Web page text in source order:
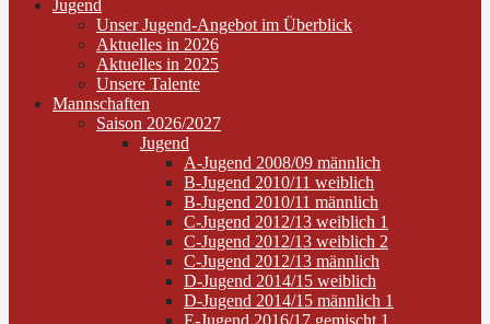
Jugend
Unser Jugend-Angebot im Überblick
Aktuelles in 2026
Aktuelles in 2025
Unsere Talente
Mannschaften
Saison 2026/2027
Jugend
A-Jugend 2008/09 männlich
B-Jugend 2010/11 weiblich
B-Jugend 2010/11 männlich
C-Jugend 2012/13 weiblich 1
C-Jugend 2012/13 weiblich 2
C-Jugend 2012/13 männlich
D-Jugend 2014/15 weiblich
D-Jugend 2014/15 männlich 1
E-Jugend 2016/17 gemischt 1